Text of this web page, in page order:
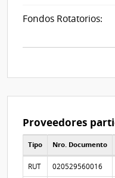
Fondos Rotatorios:
Proveedores
Tipo Nro. Documento
RUT 020529560016